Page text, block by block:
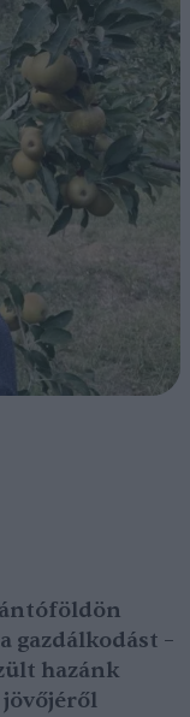
gazdálkodást –
hazánk
jövőjéről